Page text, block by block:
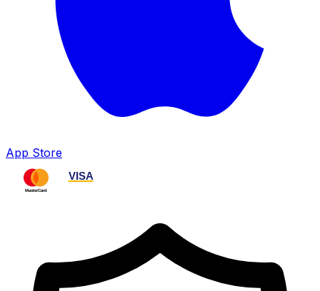
App Store